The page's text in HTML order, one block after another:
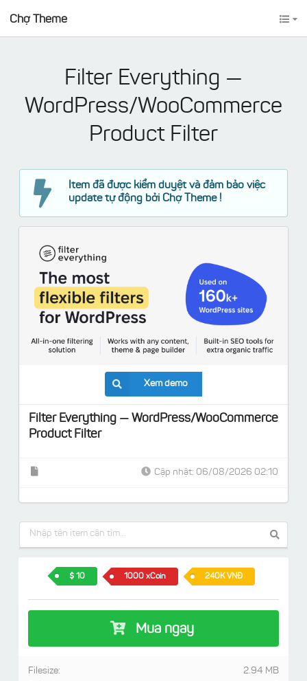
Chợ Theme
Filter Everything —
WordPress/WooCommerce
Product Filter
Item đã được kiểm duyệt và đảm bảo việc
update tự động bởi Chợ Theme !
Xem demo
Filter Everything — WordPress/WooCommerce
Product Filter
Cập nhật: 06/08/2026 02:10
10 1000 xCoin 240K VNĐ
Mua ngay
2.94 MB
Filesize: